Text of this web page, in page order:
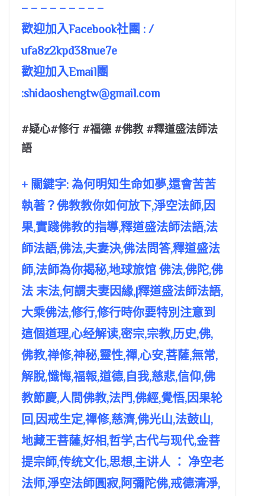
– – – – – – – – –
歡迎加入Facebook社團 : /
ufa8z2kpd38nue7e
歡迎加入Email團
:shidaoshengtw@gmail.com
#疑心#修行 #福德 #佛教 #釋道盛法師法
語
+ 關鍵字: 為何明知生命如夢,還會苦苦
執著？佛教教你如何放下,淨空法師,因
果,實踐佛教的指導,釋道盛法師法語,法
師法語,佛法,夫妻決,佛法問答,釋道盛法
師,法師為你揭秘,地球旅馆 佛法,佛陀,佛
法 末法,何謂夫妻因緣,|釋道盛法師法語,
大乘佛法,修行,修行時你要特別注意到
這個道理,心经解读,密宗,宗教,历史,佛,
佛教,禅修,神秘,靈性,禪,心安,菩薩,無常,
解脫,懺悔,福報,道德,自我,慈悲,信仰,佛
教節慶,人間佛教,法門,佛經,覺悟,因果轮
回,因戒生定,禪修,慈濟,佛光山,法鼓山,
地藏王菩薩,好相,哲学,古代与现代,金菩
提宗師,传统文化,思想,主讲人 ： 净空老
法师,淨空法師圓寂,阿彌陀佛,戒德清淨,